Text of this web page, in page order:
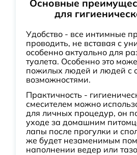
Основные
для
Удобство - все интимные
проводить, не вставая с
особенно актуально для
туалета. Особенно это
пожилых людей и людей с
возможностями.
Практичность -
смесителем можно
для личных процедур, он
уходе за домашним
лапы после прогулки и
же будет незаменимым
наполнении ведер или